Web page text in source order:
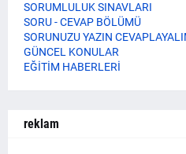
SORUMLULUK SINAVLARI
SORU - CEVAP BÖLÜMÜ
SORUNUZU YAZIN
GÜNCEL KONULAR
EĞİTİM HABERLERİ
reklam